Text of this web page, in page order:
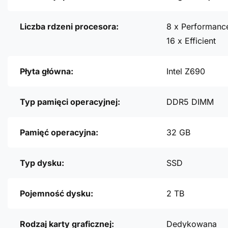
Liczba rdzeni procesora:
8 x
16 x Efficient
Płyta główna: Intel Z690
Typ pamięci operacyjnej: DDR5 DIMM
Pamięć operacyjna: 32 GB
Typ dysku: SSD
Pojemność dysku: 2 TB
Rodzaj karty graficznej: Dedykowana